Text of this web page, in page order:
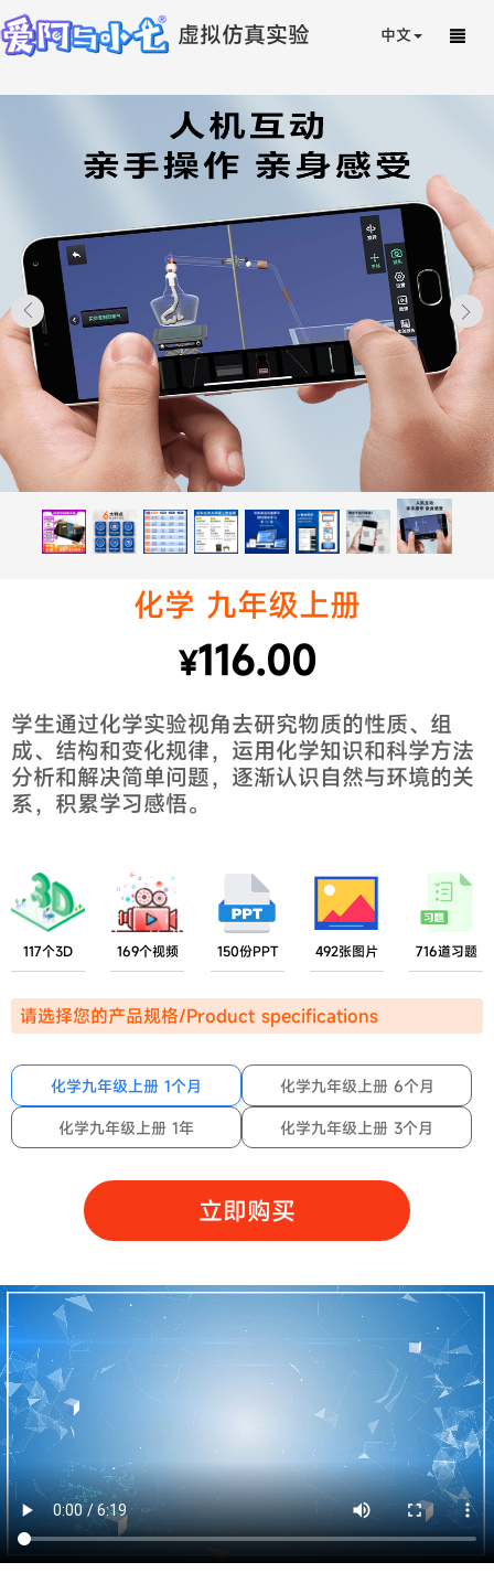
虚拟仿真实验 中文
化学 九年级上册
¥116.00
学生通过化学实验视角去研究物质的性质、组
成、结构和变化规律，运用化学知识和科学方法
分析和解决简单问题，逐渐认识自然与环境的关
系，积累学习感悟。
117个3D 169个视频 150份PPT 492张图片 716道习题
请选择您的产品规格/Product specifications
化学九年级上册 1个月
化学九年级上册 6个月
化学九年级上册 1年
化学九年级上册 3个月
立即购买